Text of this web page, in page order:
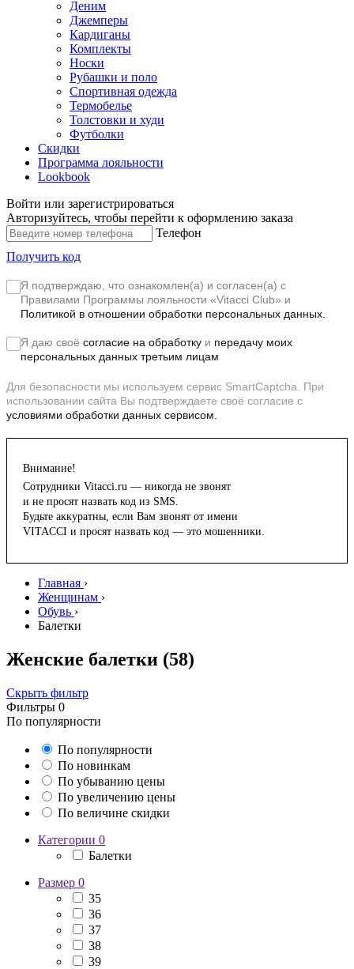
Деним
Джемперы
Кардиганы
Комплекты
Носки
Рубашки и поло
Спортивная одежда
Термобелье
Толстовки и худи
Футболки
Скидки
Программа лояльности
Lookbook
Войти или зарегистрироваться
Авторизуйтесь, чтобы перейти к оформлению заказа
Телефон
Получить код
Я подтверждаю, что ознакомлен(а) и согласен(а) с
Правилами Программы лояльности «Vitacci Club» и
Политикой в отношении обработки персональных данных.
Я даю своё согласие на обработку и передачу моих
персональных данных третьим лицам
Для безопасности мы используем сервис SmartCaptcha. При
использовании сайта Вы подтверждаете своё согласие с
условиями обработки данных сервисом.
Внимание!
Сотрудники Vitacci.ru — никогда не звонят
и не просят назвать код из SMS.
Будьте аккуратны, если Вам звонят от имени
VITACCI и просят назвать код — это мошенники.
Главная ›
Женщинам ›
Обувь ›
Балетки
Женские балетки (58)
Скрыть фильтр
Фильтры 0
По популярности
По популярности
По новинкам
По убыванию цены
По увеличению цены
По величине скидки
Категории 0
Балетки
Размер 0
35
36
37
38
39